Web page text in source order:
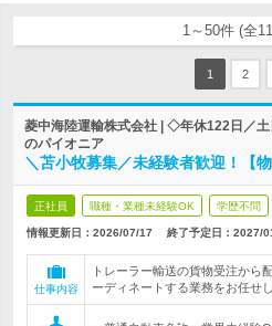
1～50件 (全
1 2
菱中海陸運輸株式会社 | ◇年休122日／
のパイオニア
＼苫小牧募集／未経験者歓迎！【
正社員 職種・業種未経験OK 学歴不問
情報更新日：2026/07/17 終了予定日： 2027/
仕事内容
トレーラー輸送の貨物受注から
ーディネートする業務をお任せし